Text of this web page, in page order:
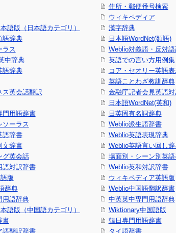
語版（日本語カテゴリ）
語辞典
ラス
中辞典
語辞典
ス英会話翻訳
門用語辞書
ソーラス
語辞書
文辞書
グ英会話
語対訳辞書
版
辞典
用語辞典
語版（中国語カテゴリ）
書
語翻訳辞書
住所・郵便番号検索
ウィキペディア
漢字辞典
日本語WordNet(類語)
Weblio対義語・反対
英語での言い方用例集
コア・セオリー英語
英語ことわざ教訓辞典
金融庁記者会見英語対
日本語WordNet(英和)
日英固有名詞辞典
Weblio派生語辞書
Weblio英語表現辞典
Weblio英語言い回し
場面別・シーン別英
Weblio英和対訳辞書
ウィキペディア英語版
Weblio中国語翻訳辞書
中英英中専門用語辞典
Wiktionary中国語版
韓日専門用語辞書
タイ語辞書